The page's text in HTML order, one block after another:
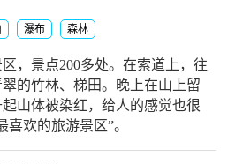
瀑布 森林
，景点200多处。在索道上，往
翠的竹林、梯田。晚上在山上留
山体被染红，给人的感觉也很
喜欢的旅游景区”。